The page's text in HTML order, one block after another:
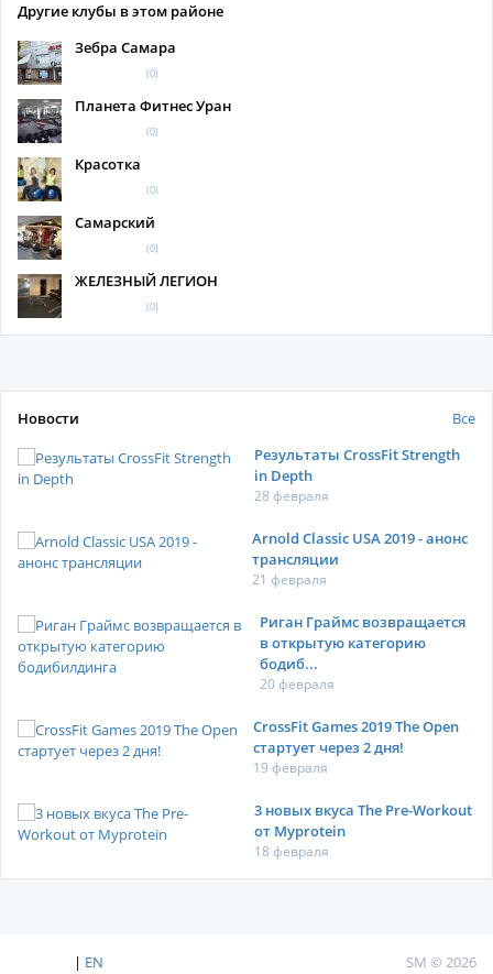
Другие клубы в этом районе
Зебра Самара
(0)
Планета Фитнес Уран
(0)
Красотка
(0)
Самарский
(0)
ЖЕЛЕЗНЫЙ ЛЕГИОН
(0)
Новости
Все
Результаты CrossFit Strength
in Depth
28 февраля
Arnold Classic USA 2019 - анонс
трансляции
21 февраля
Риган Граймс возвращается
в открытую категорию
бодиб...
20 февраля
CrossFit Games 2019 The Open
стартует через 2 дня!
19 февраля
3 новых вкуса The Pre-Workout
от Myprotein
18 февраля
| EN SM © 2026